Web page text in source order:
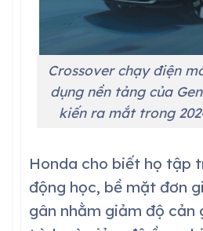
Crossover chạy điện
dụng nền tảng của
kiến ra mắt trong
Honda cho biết họ tập
động học, bề mặt đơn
gân nhằm giảm độ cản